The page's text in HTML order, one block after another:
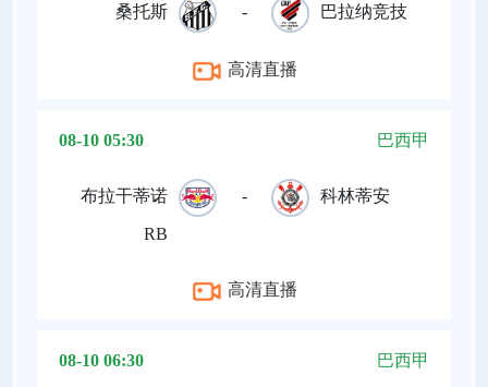
桑托斯 - 巴拉纳竞技
高清直播
08-10 05:30 巴西甲
布拉干蒂诺
RB
- 科林蒂安
高清直播
08-10 06:30 巴西甲